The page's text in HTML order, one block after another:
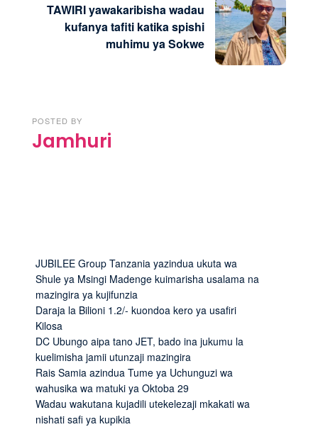
TAWIRI yawakaribisha wadau
kufanya tafiti katika spishi
muhimu ya Sokwe
POSTED BY
Jamhuri
JUBILEE Group Tanzania yazindua ukuta wa
Shule ya Msingi Madenge kuimarisha usalama na
mazingira ya kujifunzia
Daraja la Bilioni 1.2/- kuondoa kero ya usafiri
Kilosa
DC Ubungo aipa tano JET, bado ina jukumu la
kuelimisha jamii utunzaji mazingira
Rais Samia azindua Tume ya Uchunguzi wa
wahusika wa matuki ya Oktoba 29
Wadau wakutana kujadili utekelezaji mkakati wa
nishati safi ya kupikia